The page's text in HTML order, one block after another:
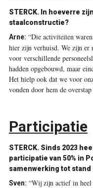
STERCK. In hoeverre
staalconstructie?
Arne: “Die activiteiten
hier zijn verhuisd. We zijn er
voor verschillende
hadden opgebouwd, maar
Het hielp ook dat we voor
vonden door hem de
Participatie
STERCK. Sinds 2023
participatie van 50% in
samenwerking tot stand
Sven: “Wij zijn actief in heel